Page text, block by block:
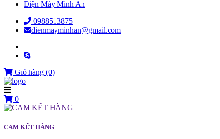
Điện Máy Minh An
0988513875
dienmayminhan@gmail.com
Giỏ hàng (0)
0
CAM KẾT HÀNG